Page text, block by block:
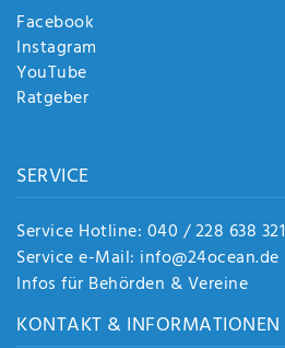
Facebook
Instagram
YouTube
Ratgeber
SERVICE
Service Hotline: 040 / 228 638 321
Service e-Mail: info@24ocean.de
Infos für Behörden & Vereine
KONTAKT & INFORMATIONEN